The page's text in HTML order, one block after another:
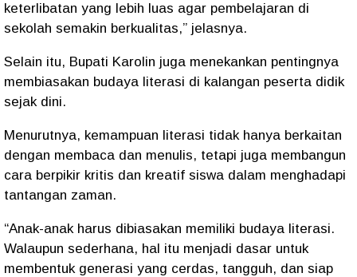
keterlibatan yang lebih luas agar pembelajaran di
sekolah semakin berkualitas,” jelasnya.
Selain itu, Bupati Karolin juga menekankan pentingnya
membiasakan budaya literasi di kalangan peserta didik
sejak dini.
Menurutnya, kemampuan literasi tidak hanya berkaitan
dengan membaca dan menulis, tetapi juga membangun
cara berpikir kritis dan kreatif siswa dalam menghadapi
tantangan zaman.
“Anak-anak harus dibiasakan memiliki budaya literasi.
Walaupun sederhana, hal itu menjadi dasar untuk
membentuk generasi yang cerdas, tangguh, dan siap